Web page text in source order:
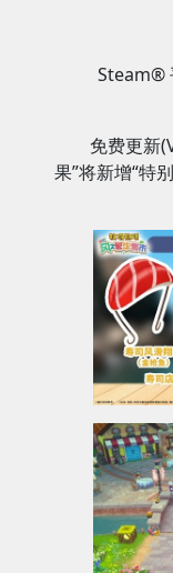
Steam®
免费更新
果”将新增“特